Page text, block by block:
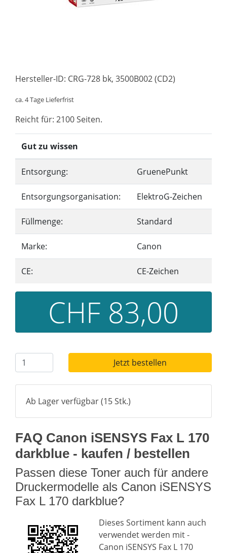
Hersteller-ID: CRG-728 bk, 3500B002 (CD2)
ca. 4 Tage Lieferfrist
Reicht für: 2100 Seiten.
Gut zu wissen
Entsorgung: GruenePunkt
Entsorgungsorganisation: ElektroG-Zeichen
Füllmenge: Standard
Marke: Canon
CE: CE-Zeichen
CHF 83,00
Jetzt bestellen
Ab Lager verfügbar (15 Stk.)
FAQ Canon iSENSYS Fax L 170
darkblue - kaufen / bestellen
Passen diese Toner auch für andere
Druckermodelle als Canon iSENSYS
Fax L 170 darkblue?
Dieses Sortiment kann auch
verwendet werden mit -
Canon iSENSYS Fax L 170